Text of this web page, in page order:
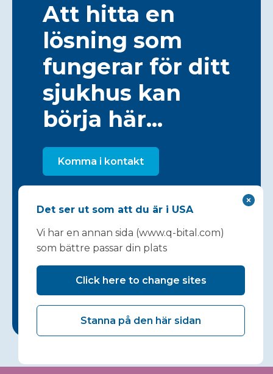
Att hitta en
lösning som
fungerar för ditt
sjukhus kan
börja här...
Komma i kontakt
Det ser ut som att du är i USA
Vi har en annan sida (www.q-bital.com)
som bättre passar din plats
Click here to change sites
Stanna på den här sidan